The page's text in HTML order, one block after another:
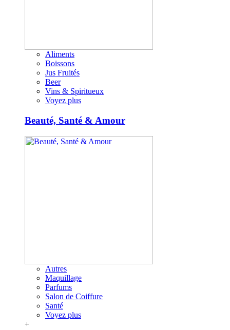
Aliments
Boissons
Jus Fruités
Beer
Vins & Spiritueux
Voyez plus
Beauté, Santé & Amour
Autres
Maquillage
Parfums
Salon de Coiffure
Santé
Voyez plus
+